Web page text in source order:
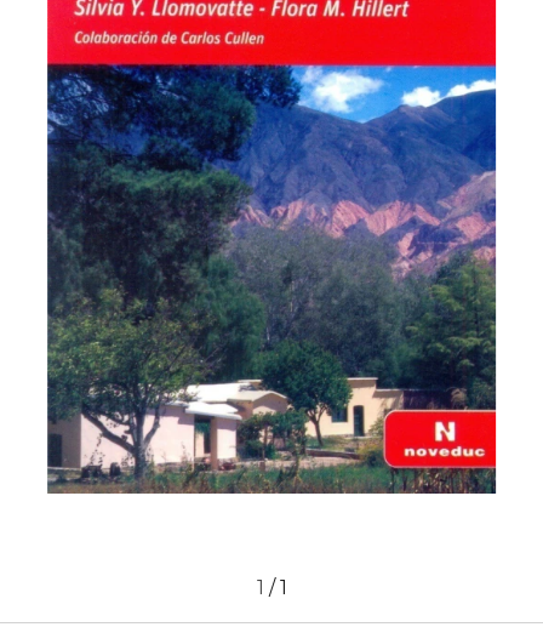
1 /1